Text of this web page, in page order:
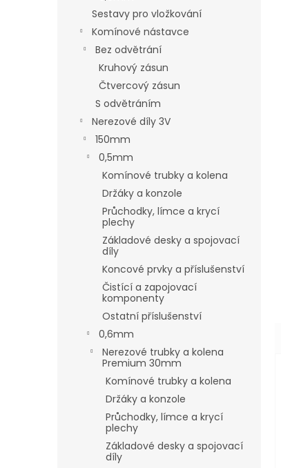
Sestavy pro vložkování
Komínové nástavce
Bez odvětrání
Kruhový zásun
Čtvercový zásun
S odvětráním
Nerezové díly 3V
150mm
0,5mm
Komínové trubky a kolena
Držáky a konzole
Průchodky, límce a krycí
plechy
Základové desky a spojovací
díly
Koncové prvky a příslušenství
Čistící a zapojovací
komponenty
Ostatní příslušenství
0,6mm
Nerezové trubky a kolena
Premium 30mm
Komínové trubky a kolena
Držáky a konzole
Průchodky, límce a krycí
plechy
Základové desky a spojovací
díly